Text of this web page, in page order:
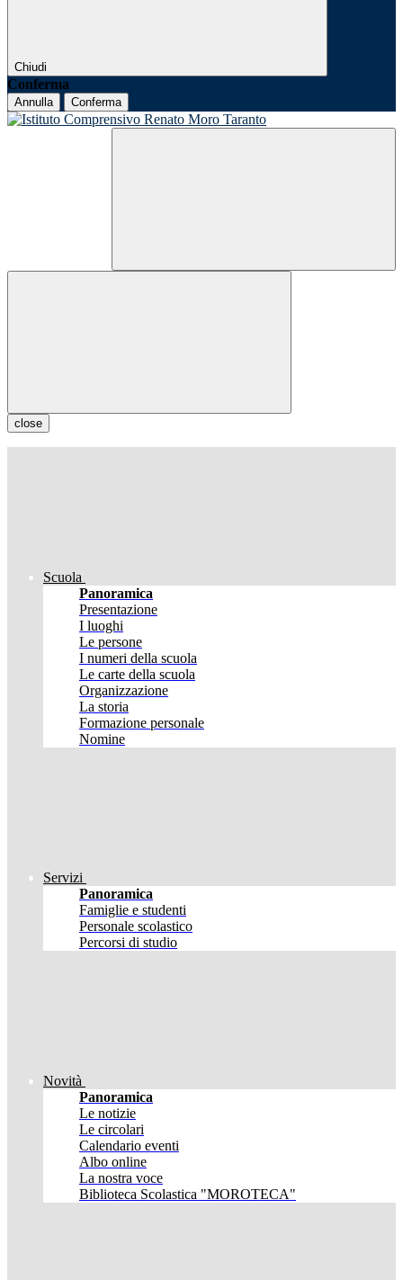
Chiudi
Conferma
Annulla Conferma
close
Scuola
Panoramica
Presentazione
I luoghi
Le persone
I numeri della scuola
Le carte della scuola
Organizzazione
La storia
Formazione personale
Nomine
Servizi
Panoramica
Famiglie e studenti
Personale scolastico
Percorsi di studio
Novità
Panoramica
Le notizie
Le circolari
Calendario eventi
Albo online
La nostra voce
Biblioteca Scolastica "MOROTECA"